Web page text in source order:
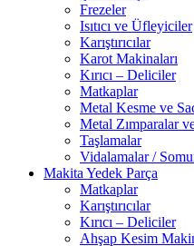
Frezeler
Isıtıcı ve Üfleyiciler
Karıştırıcılar
Karot Makinaları
Kırıcı – Deliciler
Matkaplar
Metal Kesme ve
Metal Zımparalar
Taşlamalar
Vidalamalar /
Makita Yedek Parça
Matkaplar
Karıştırıcılar
Kırıcı – Deliciler
Ahşap Kesim